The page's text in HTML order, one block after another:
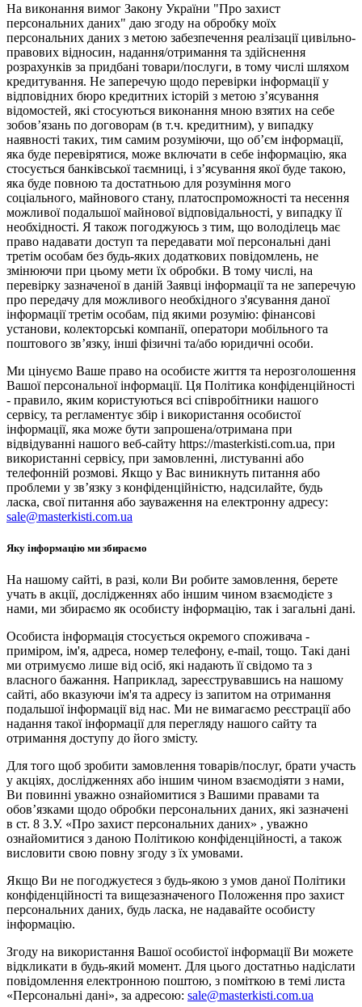
На виконання вимог Закону України "Про захист
персональних даних" даю згоду на обробку моїх
персональних даних з метою забезпечення реалізації цивільно-
правових відносин, надання/отримання та здійснення
розрахунків за придбані товари/послуги, в тому числі шляхом
кредитування. Не заперечую щодо перевірки інформації у
відповідних бюро кредитних історій з метою з’ясування
відомостей, які стосуються виконання мною взятих на себе
зобов’язань по договорам (в т.ч. кредитним), у випадку
наявності таких, тим самим розуміючи, що об’єм інформації,
яка буде перевірятися, може включати в себе інформацію, яка
стосується банківської таємниці, і з’ясування якої буде такою,
яка буде повною та достатньою для розуміння мого
соціального, майнового стану, платоспроможності та несення
можливої подальшої майнової відповідальності, у випадку її
необхідності. Я також погоджуюсь з тим, що володілець має
право надавати доступ та передавати мої персональні дані
третім особам без будь-яких додаткових повідомлень, не
змінюючи при цьому мети їх обробки. В тому числі, на
перевірку зазначеної в даній Заявці інформації та не заперечую
про передачу для можливого необхідного з'ясування даної
інформації третім особам, під якими розумію: фінансові
установи, колекторські компанії, оператори мобільного та
поштового зв’язку, інші фізичні та/або юридичні особи.
Ми цінуємо Ваше право на особисте життя та нерозголошення
Вашої персональної інформації. Ця Політика конфіденційності
- правило, яким користуються всі співробітники нашого
сервісу, та регламентує збір і використання особистої
інформації, яка може бути запрошена/отримана при
відвідуванні нашого веб-сайту https://masterkisti.com.ua, при
використанні сервісу, при замовленні, листуванні або
телефонній розмові. Якщо у Вас виникнуть питання або
проблеми у зв’язку з конфіденційністю, надсилайте, будь
ласка, свої питання або зауваження на електронну адресу:
sale@masterkisti.com.ua
Яку інформацію ми збираємо
На нашому сайті, в разі, коли Ви робите замовлення, берете
учать в акції, дослідженнях або іншим чином взаємодієте з
нами, ми збираємо як особисту інформацію, так і загальні дані.
Особиста інформація стосується окремого споживача -
приміром, ім'я, адреса, номер телефону, e-mail, тощо. Такі дані
ми отримуємо лише від осіб, які надають її свідомо та з
власного бажання. Наприклад, зареєструвавшись на нашому
сайті, або вказуючи ім'я та адресу із запитом на отримання
подальшої інформації від нас. Ми не вимагаємо реєстрації або
надання такої інформації для перегляду нашого сайту та
отримання доступу до його змісту.
Для того щоб зробити замовлення товарів/послуг, брати участь
у акціях, дослідженнях або іншим чином взаємодіяти з нами,
Ви повинні уважно ознайомитися з Вашими правами та
обов’язками щодо обробки персональних даних, які зазначені
в ст. 8 З.У. «Про захист персональних даних» , уважно
ознайомитися з даною Політикою конфіденційності, а також
висловити свою повну згоду з їх умовами.
Якщо Ви не погоджуєтеся з будь-якою з умов даної Політики
конфіденційності та вищезазначеного Положення про захист
персональних даних, будь ласка, не надавайте особисту
інформацію.
Згоду на використання Вашої особистої інформації Ви можете
відкликати в будь-який момент. Для цього достатньо надіслати
повідомлення електронною поштою, з поміткою в темі листа
«Персональні дані», за адресою: sale@masterkisti.com.ua